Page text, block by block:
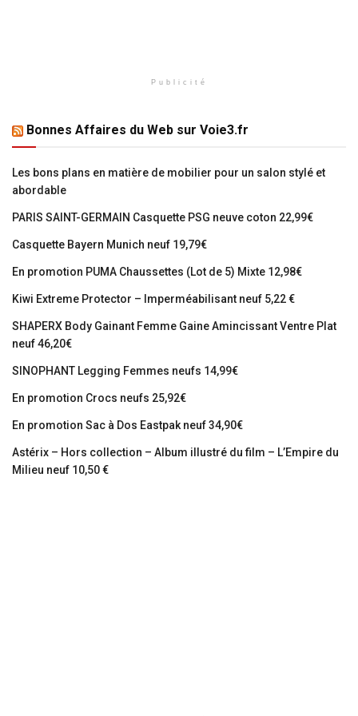
Publicité
Bonnes Affaires du Web sur Voie3.fr
Les bons plans en matière de mobilier pour un salon stylé et
abordable
PARIS SAINT-GERMAIN Casquette PSG neuve coton 22,99€
Casquette Bayern Munich neuf 19,79€
En promotion PUMA Chaussettes (Lot de 5) Mixte 12,98€
Kiwi Extreme Protector – Imperméabilisant neuf 5,22 €
SHAPERX Body Gainant Femme Gaine Amincissant Ventre Plat
neuf 46,20€
SINOPHANT Legging Femmes neufs 14,99€
En promotion Crocs neufs 25,92€
En promotion Sac à Dos Eastpak neuf 34,90€
Astérix – Hors collection – Album illustré du film – L’Empire du
Milieu neuf 10,50 €